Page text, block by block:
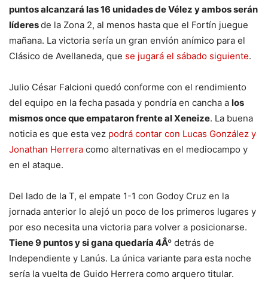
puntos alcanzará las 16 unidades de Vélez y ambos serán
líderesde la Zona 2, al menos hasta que el Fortín juegue
mañana. La victoria sería un gran envión anímico para el
Clásico de Avellaneda, que se jugará el sábado siguiente.
Julio César Falcioni quedó conforme con el rendimiento
del equipo en la fecha pasada y pondría en cancha a los
mismos once que empataron frente al Xeneize. La buena
noticia es que esta vez podrá contar con Lucas González y
Jonathan Herrera como alternativas en el mediocampo y
en el ataque.
Del lado de la T, el empate 1-1 con Godoy Cruz en la
jornada anterior lo alejó un poco de los primeros lugares y
por eso necesita una victoria para volver a posicionarse.
Tiene 9 puntos y si gana quedaría 4Âº detrás de
Independiente y Lanús. La única variante para esta noche
sería la vuelta de Guido Herrera como arquero titular.